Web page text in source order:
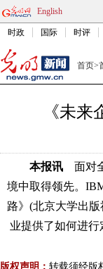
English
时政 国际 时评
首页>
《未
本报讯 面对
境中取得领先。
路》(北京大学出
业提供了如何进
版权声明： 转载须经版